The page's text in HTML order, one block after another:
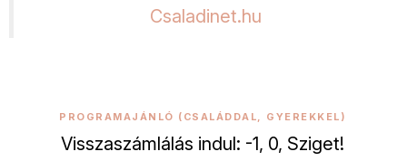
Csaladinet.hu
PROGRAMAJÁNLÓ (CSALÁDDAL, GYEREKKEL)
Visszaszámlálás indul: -1, 0, Sziget!